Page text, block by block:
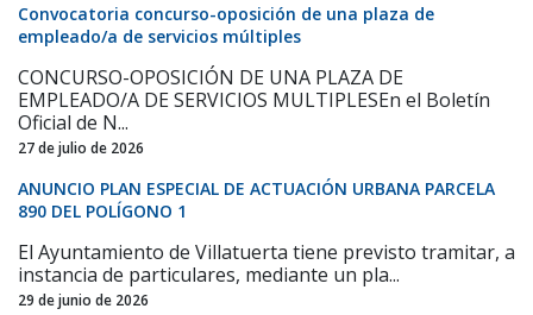
Convocatoria concurso-oposición de una plaza de
empleado/a de servicios múltiples
CONCURSO-OPOSICIÓN DE UNA PLAZA DE
EMPLEADO/A DE SERVICIOS MULTIPLESEn el Boletín
Oficial de N...
27 de julio de 2026
ANUNCIO PLAN ESPECIAL DE ACTUACIÓN URBANA PARCELA
890 DEL POLÍGONO 1
El Ayuntamiento de Villatuerta tiene previsto tramitar, a
instancia de particulares, mediante un pla...
29 de junio de 2026